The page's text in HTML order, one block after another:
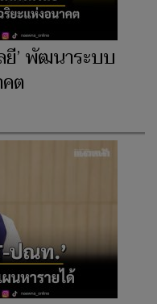
ยี’ พัฒนาระบบ
ต